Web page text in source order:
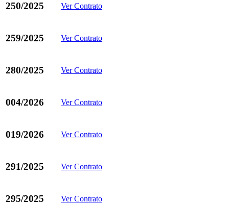
250/2025 Ver Contrato
259/2025 Ver Contrato
280/2025 Ver Contrato
004/2026 Ver Contrato
019/2026 Ver Contrato
291/2025 Ver Contrato
295/2025 Ver Contrato